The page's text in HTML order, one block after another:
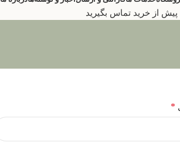
پیش از خرید تماس بگیرید
*